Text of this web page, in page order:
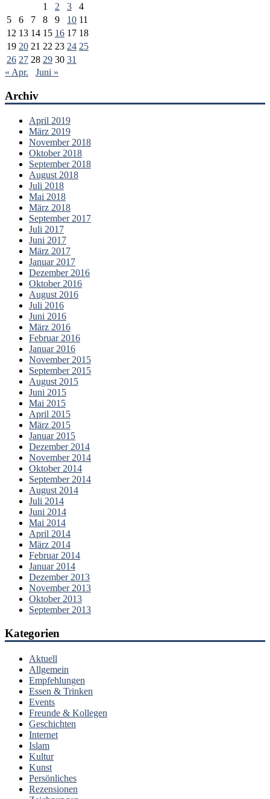
1
2 3
4
5
6 7 8 9 10 11
12 13 14 15 16 17 18
19 20 21 22 23 24 25
26 27 28 29 30 31
« Apr.
Juni »
Archiv
April 2019
März 2019
November 2018
Oktober 2018
September 2018
August 2018
Juli 2018
Mai 2018
März 2018
September 2017
Juli 2017
Juni 2017
März 2017
Januar 2017
Dezember 2016
Oktober 2016
August 2016
Juli 2016
Juni 2016
März 2016
Februar 2016
Januar 2016
November 2015
September 2015
August 2015
Juni 2015
Mai 2015
April 2015
März 2015
Januar 2015
Dezember 2014
November 2014
Oktober 2014
September 2014
August 2014
Juli 2014
Juni 2014
Mai 2014
April 2014
März 2014
Februar 2014
Januar 2014
Dezember 2013
November 2013
Oktober 2013
September 2013
Kategorien
Aktuell
Allgemein
Empfehlungen
Essen & Trinken
Events
Freunde & Kollegen
Geschichten
Internet
Islam
Kultur
Kunst
Persönliches
Rezensionen